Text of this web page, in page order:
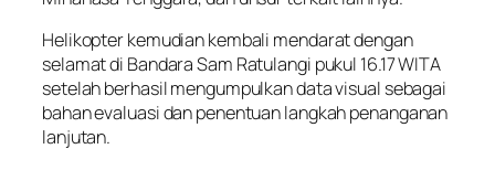
Helikopter kemudian kembali mendarat dengan
selamat di Bandara Sam Ratulangi pukul 16.17 WITA
setelah berhasil mengumpulkan data visual sebagai
bahan evaluasi dan penentuan langkah penanganan
lanjutan.